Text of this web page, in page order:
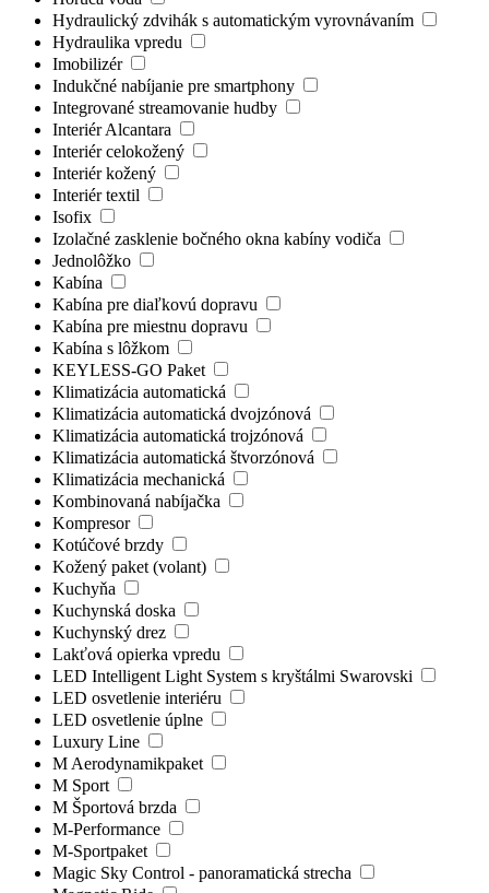
Hydraulický zdvihák s automatickým vyrovnávaním
Hydraulika vpredu
Imobilizér
Indukčné nabíjanie pre smartphony
Integrované streamovanie hudby
Interiér Alcantara
Interiér celokožený
Interiér kožený
Interiér textil
Isofix
Izolačné zasklenie bočného okna kabíny vodiča
Jednolôžko
Kabína
Kabína pre diaľkovú dopravu
Kabína pre miestnu dopravu
Kabína s lôžkom
KEYLESS-GO Paket
Klimatizácia automatická
Klimatizácia automatická dvojzónová
Klimatizácia automatická trojzónová
Klimatizácia automatická štvorzónová
Klimatizácia mechanická
Kombinovaná nabíjačka
Kompresor
Kotúčové brzdy
Kožený paket (volant)
Kuchyňa
Kuchynská doska
Kuchynský drez
Lakťová opierka vpredu
LED Intelligent Light System s kryštálmi Swarovski
LED osvetlenie interiéru
LED osvetlenie úplne
Luxury Line
M Aerodynamikpaket
M Sport
M Športová brzda
M-Performance
M-Sportpaket
Magic Sky Control - panoramatická strecha